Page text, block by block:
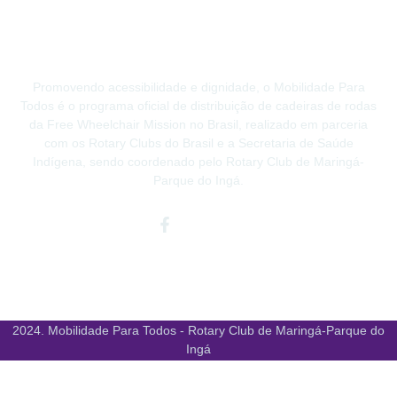
Promovendo acessibilidade e dignidade, o Mobilidade Para
Todos é o programa oficial de distribuição de cadeiras de rodas
da Free Wheelchair Mission no Brasil, realizado em parceria
com os Rotary Clubs do Brasil e a Secretaria de Saúde
Indígena, sendo coordenado pelo Rotary Club de Maringá-
Parque do Ingá.
Facebook-
2024. Mobilidade Para Todos - Rotary Club de Maringá-Parque do
Ingá